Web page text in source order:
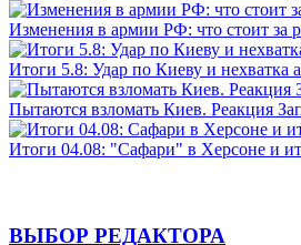
Изменения в армии РФ: что стоит за
Итоги 5.8: Удар по Киеву и нехватка
Пытаются взломать Киев. Реакция
Итоги 04.08: "Сафари" в Херсоне и
ВЫБОР РЕДАКТОРА